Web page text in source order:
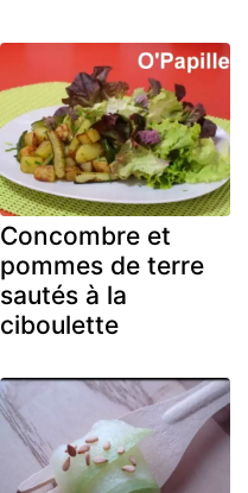
Concombre et
pommes de terre
sautés à la
ciboulette